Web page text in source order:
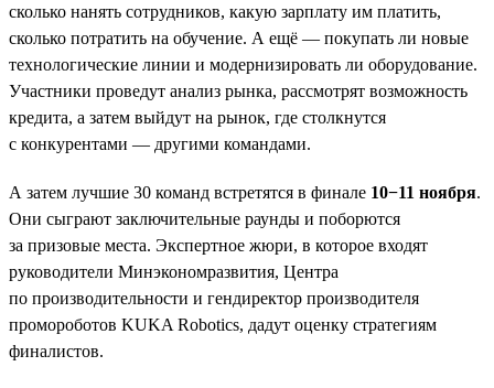
сколько нанять сотрудников, какую зарплату им платить,
сколько потратить на обучение. А ещё — покупать ли новые
технологические линии и модернизировать ли оборудование.
Участники проведут анализ рынка, рассмотрят возможность
кредита, а затем выйдут на рынок, где столкнутся
с конкурентами — другими командами.
А затем лучшие 30 команд встретятся в финале 10−11 ноября.
Они сыграют заключительные раунды и поборются
за призовые места. Экспертное жюри, в которое входят
руководители Минэкономразвития, Центра
по производительности и гендиректор производителя
промороботов KUKA Robotics, дадут оценку стратегиям
финалистов.